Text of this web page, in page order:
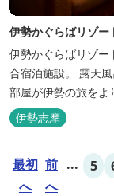
伊勢かぐらばリゾ
伊勢かぐらばリゾー
合宿泊施設。 露天
部屋が伊勢の旅をよ
な敷地内にはテニス
ウォータースライダ
がら、充実した伊勢
伊勢志摩
最初
へ
前
へ
... 5